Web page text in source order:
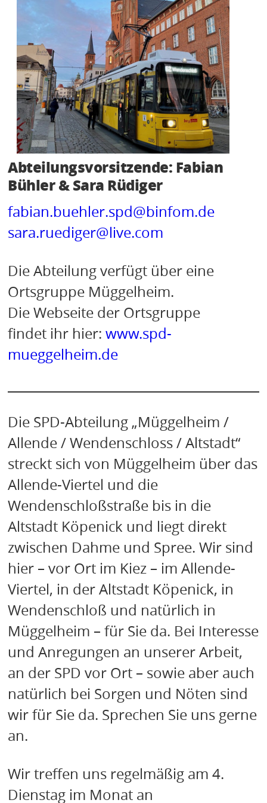
KONTAKT
Abteilungsvorsitzende: Fabian
Bühler & Sara Rüdiger
fabian.buehler.spd@binfom.de
sara.ruediger@live.com
Die Abteilung verfügt über eine
Ortsgruppe Müggelheim.
Die Webseite der Ortsgruppe
findet ihr hier: www.spd-
mueggelheim.de
Die SPD-Abteilung „Müggelheim /
Allende / Wendenschloss / Altstadt“
streckt sich von Müggelheim über das
Allende-Viertel und die
Wendenschloßstraße bis in die
Altstadt Köpenick und liegt direkt
zwischen Dahme und Spree. Wir sind
hier – vor Ort im Kiez – im Allende-
Viertel, in der Altstadt Köpenick, in
Wendenschloß und natürlich in
Müggelheim – für Sie da. Bei Interesse
und Anregungen an unserer Arbeit,
an der SPD vor Ort – sowie aber auch
natürlich bei Sorgen und Nöten sind
wir für Sie da. Sprechen Sie uns gerne
an.
Wir treffen uns regelmäßig am 4.
Dienstag im Monat an